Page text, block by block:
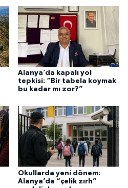
Alanya’da kapalı yol
tepkisi: “Bir tabela koymak
bu kadar mı zor?”
Okullarda yeni dönem:
Alanya’da “çelik zırh”